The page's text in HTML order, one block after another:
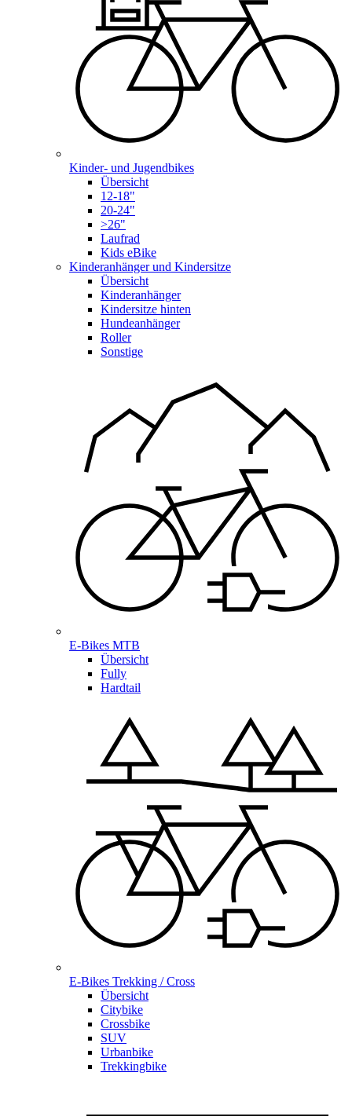
Kinder- und Jugendbikes
Übersicht
12-18"
20-24"
>26"
Laufrad
Kids eBike
Kinderanhänger und Kindersitze
Übersicht
Kinderanhänger
Kindersitze hinten
Hundeanhänger
Roller
Sonstige
E-Bikes MTB
Übersicht
Fully
Hardtail
E-Bikes Trekking / Cross
Übersicht
Citybike
Crossbike
SUV
Urbanbike
Trekkingbike